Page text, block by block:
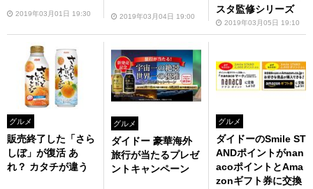
2019年03月01日 19:30 2019年03月04日 19:00
スタ監修シリーズ
2019年03月05日 19:10
グルメ
販売終了した「さら
しぼ」が復活 あ
れ？ カタチが違う
グルメ
ダイドー 豪華海外
旅行が当たるプレゼ
ントキャンペーン
グルメ
ダイドーのSmile ST
ANDポイントがnan
acoポイントとAma
zonギフト券に交換